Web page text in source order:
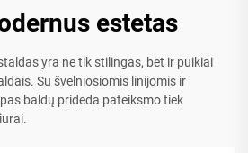
estetas
yra ne tik stilingas, bet ir puikiai
Su švelniosiomis linijomis ir
baldų prideda pateiksmo tiek